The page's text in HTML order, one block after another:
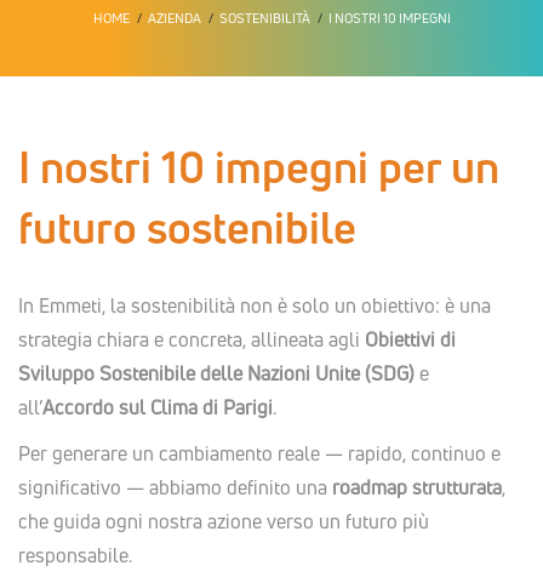
HOME AZIENDA SOSTENIBILITÀ I NOSTRI 10 IMPEGNI
I nostri 10 impegni per un
futuro sostenibile
In Emmeti, la sostenibilità non è solo un obiettivo: è una
strategia chiara e concreta, allineata agli Obiettivi di
Sviluppo Sostenibile delle Nazioni Unite (SDG) e
all’Accordo sul Clima di Parigi.
Per generare un cambiamento reale — rapido, continuo e
significativo — abbiamo definito una roadmap strutturata,
che guida ogni nostra azione verso un futuro più
responsabile.